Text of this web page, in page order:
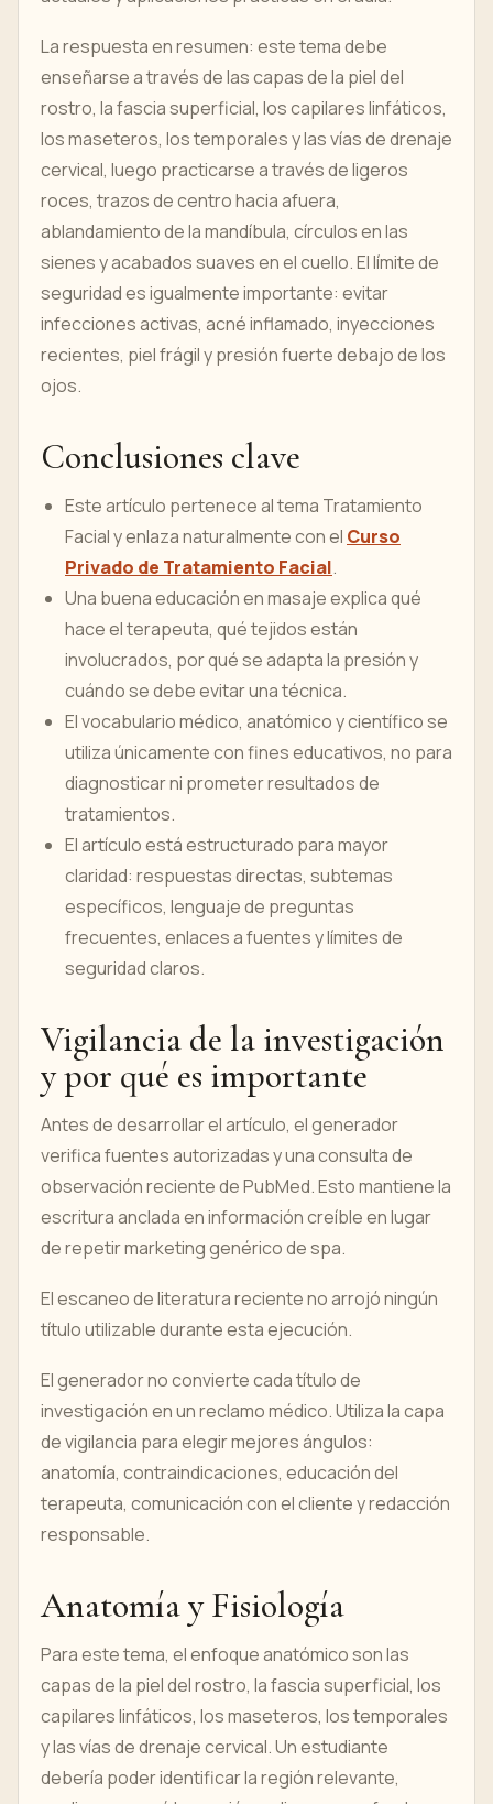
La respuesta en resumen: este tema debe
enseñarse a través de las capas de la piel del
rostro, la fascia superficial, los capilares linfáticos,
los maseteros, los temporales y las vías de drenaje
cervical, luego practicarse a través de ligeros
roces, trazos de centro hacia afuera,
ablandamiento de la mandíbula, círculos en las
sienes y acabados suaves en el cuello. El límite de
seguridad es igualmente importante: evitar
infecciones activas, acné inflamado, inyecciones
recientes, piel frágil y presión fuerte debajo de los
ojos.
Conclusiones clave
Este artículo pertenece al tema Tratamiento
Facial y enlaza naturalmente con el Curso
Privado de Tratamiento Facial.
Una buena educación en masaje explica qué
hace el terapeuta, qué tejidos están
involucrados, por qué se adapta la presión y
cuándo se debe evitar una técnica.
El vocabulario médico, anatómico y científico se
utiliza únicamente con fines educativos, no para
diagnosticar ni prometer resultados de
tratamientos.
El artículo está estructurado para mayor
claridad: respuestas directas, subtemas
específicos, lenguaje de preguntas
frecuentes, enlaces a fuentes y límites de
seguridad claros.
Vigilancia de la investigación
y por qué es importante
Antes de desarrollar el artículo, el generador
verifica fuentes autorizadas y una consulta de
observación reciente de PubMed. Esto mantiene la
escritura anclada en información creíble en lugar
de repetir marketing genérico de spa.
El escaneo de literatura reciente no arrojó ningún
título utilizable durante esta ejecución.
El generador no convierte cada título de
investigación en un reclamo médico. Utiliza la capa
de vigilancia para elegir mejores ángulos:
anatomía, contraindicaciones, educación del
terapeuta, comunicación con el cliente y redacción
responsable.
Anatomía y Fisiología
Para este tema, el enfoque anatómico son las
capas de la piel del rostro, la fascia superficial, los
capilares linfáticos, los maseteros, los temporales
y las vías de drenaje cervical. Un estudiante
debería poder identificar la región relevante,